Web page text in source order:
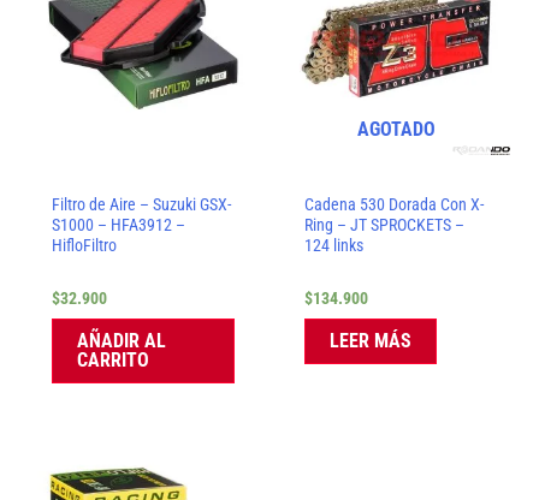
Filtro de Aire – Suzuki GSX-
S1000 – HFA3912 –
HifloFiltro
$32.900
AÑADIR AL
CARRITO
AGOTADO
Cadena 530 Dorada Con X-
Ring – JT SPROCKETS –
124 links
$134.900
LEER MÁS